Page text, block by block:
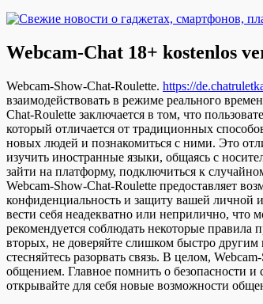
Webcam-Chat 18+ kostenlos
Webcam-Show-Chat-Roulette. https://
взаимодействовать в режиме реального
Chat-Roulette заключается в том, что
который отличается от традиционных
новых людей и познакомиться с ними. Это
изучить иностранные языки, общаясь с
зайти на платформу, подключиться к
Webcam-Show-Chat-Roulette предоставляет
конфиденциальность и защиту вашей личной
вести себя неадекватно или неприлично,
рекомендуется соблюдать некоторые
вторых, не доверяйте слишком быстро
стесняйтесь разорвать связь. В целом,
общением. Главное помнить о безопасности
открывайте для себя новые возможности